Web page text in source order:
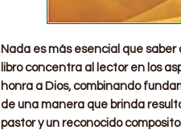
Nada es más esencial que saber
libro concentra al lector en los
honra a Dios, combinando
de una manera que brinda
pastor y un reconocido